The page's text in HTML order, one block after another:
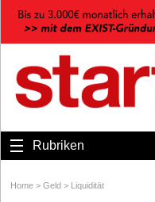
Rubriken
Home > Geld > Liquidität